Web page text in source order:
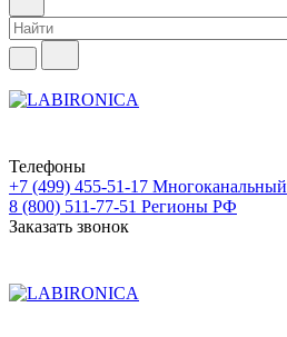
Телефоны
+7 (499) 455-51-17 Многоканальный
8 (800) 511-77-51 Регионы РФ
Заказать звонок